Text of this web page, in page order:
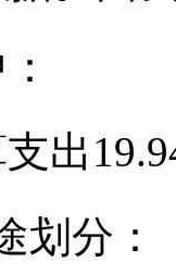
出
划分：